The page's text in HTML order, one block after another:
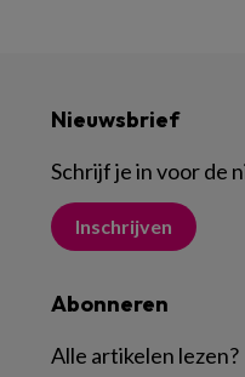
Nieuwsbrief
Schrijf je in voor de
Inschrijven
Abonneren
Alle artikelen lezen?